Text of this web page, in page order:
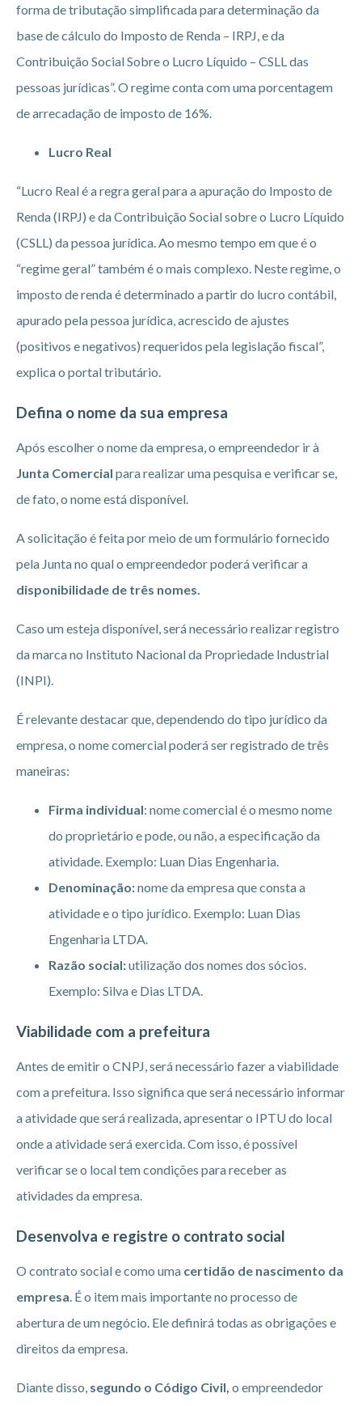
forma de tributação simplificada para determinação da
base de cálculo do Imposto de Renda – IRPJ, e da
Contribuição Social Sobre o Lucro Líquido – CSLL das
pessoas jurídicas”. O regime conta com uma porcentagem
de arrecadação de imposto de 16%.
Lucro Real
“Lucro Real é a regra geral para a apuração do Imposto de
Renda (IRPJ) e da Contribuição Social sobre o Lucro Líquido
(CSLL) da pessoa jurídica. Ao mesmo tempo em que é o
“regime geral” também é o mais complexo. Neste regime, o
imposto de renda é determinado a partir do lucro contábil,
apurado pela pessoa jurídica, acrescido de ajustes
(positivos e negativos) requeridos pela legislação fiscal”,
explica o portal tributário.
Defina o nome da sua empresa
Após escolher o nome da empresa, o empreendedor ir à
Junta Comercial para realizar uma pesquisa e verificar se,
de fato, o nome está disponível.
A solicitação é feita por meio de um formulário fornecido
pela Junta no qual o empreendedor poderá verificar a
disponibilidade de três nomes.
Caso um esteja disponível, será necessário realizar registro
da marca no Instituto Nacional da Propriedade Industrial
(INPI).
É relevante destacar que, dependendo do tipo jurídico da
empresa, o nome comercial poderá ser registrado de três
maneiras:
Firma individual: nome comercial é o mesmo nome
do proprietário e pode, ou não, a especificação da
atividade. Exemplo: Luan Dias Engenharia.
Denominação:nome da empresa que consta a
atividade e o tipo jurídico. Exemplo: Luan Dias
Engenharia LTDA.
Razão social:utilização dos nomes dos sócios.
Exemplo: Silva e Dias LTDA.
Viabilidade com a prefeitura
Antes de emitir o CNPJ, será necessário fazer a viabilidade
com a prefeitura. Isso significa que será necessário informar
a atividade que será realizada, apresentar o IPTU do local
onde a atividade será exercida. Com isso, é possível
verificar se o local tem condições para receber as
atividades da empresa.
Desenvolva e registre o contrato social
O contrato social e como uma certidão de nascimento da
empresa . É o item mais importante no processo de
abertura de um negócio. Ele definirá todas as obrigações e
direitos da empresa.
Diante disso, segundo o Código Civil, o empreendedor